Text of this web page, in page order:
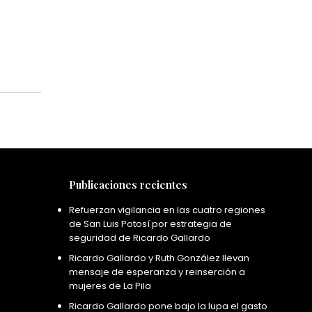
Publicaciones recientes
Refuerzan vigilancia en las cuatro regiones
de San Luis Potosí por estrategia de
seguridad de Ricardo Gallardo
Ricardo Gallardo y Ruth González llevan
mensaje de esperanza y reinserción a
mujeres de La Pila
Ricardo Gallardo pone bajo la lupa el gasto